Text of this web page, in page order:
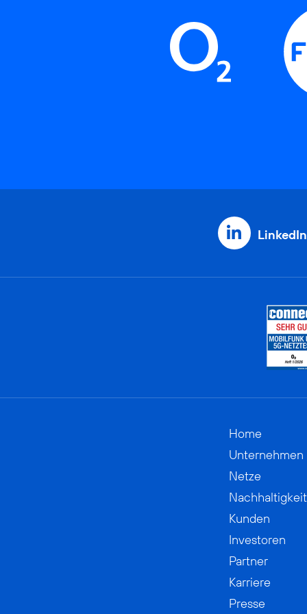
LinkedIn
Home
Unternehmen
Netze
Nachhaltigkeit
Kunden
Investoren
Partner
Karriere
Presse